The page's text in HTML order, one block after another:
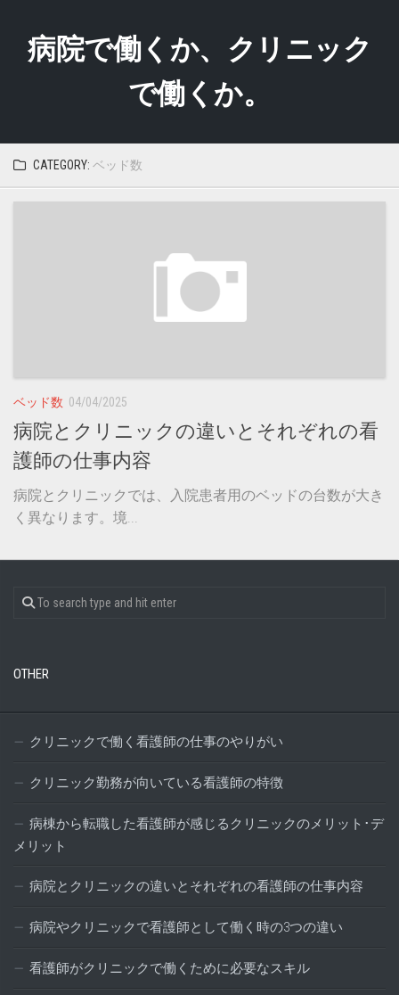
content病院で働くか、クリニック
で働くか。
CATEGORY: ベッド数
ベッド数 04/04/2025
病院とクリニックの違いとそれぞれの看
護師の仕事内容
病院とクリニックでは、入院患者用のベッドの台数が大き
く異なります。境...
OTHER
クリニックで働く看護師の仕事のやりがい
クリニック勤務が向いている看護師の特徴
病棟から転職した看護師が感じるクリニックのメリット･デ
メリット
病院とクリニックの違いとそれぞれの看護師の仕事内容
病院やクリニックで看護師として働く時の3つの違い
看護師がクリニックで働くために必要なスキル